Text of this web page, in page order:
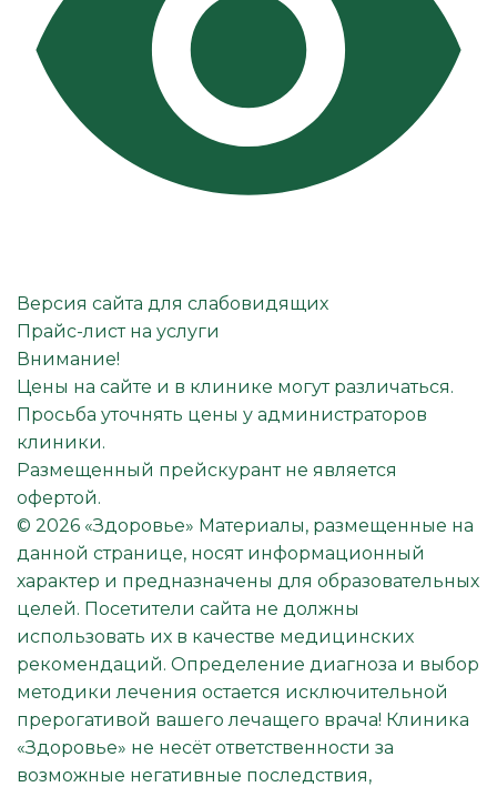
Версия сайта для слабовидящих
Прайс-лист на услуги
Внимание!
Цены на сайте и в клинике могут различаться.
Просьба уточнять цены у администраторов
клиники.
Размещенный прейскурант не является
офертой.
© 2026 «Здоровье» Материалы, размещенные на
данной странице, носят информационный
характер и предназначены для образовательных
целей. Посетители сайта не должны
использовать их в качестве медицинских
рекомендаций. Определение диагноза и выбор
методики лечения остается исключительной
прерогативой вашего лечащего врача! Клиника
«Здоровье» не несёт ответственности за
возможные негативные последствия,